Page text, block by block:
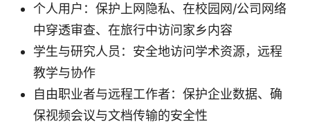
个人用户：保护上网隐私、在校园网/公司网络
中穿透审查、在旅行中访问家乡内容
学生与研究人员：安全地访问学术资源，远程
教学与协作
自由职业者与远程工作者：保护企业数据、确
保视频会议与文档传输的安全性